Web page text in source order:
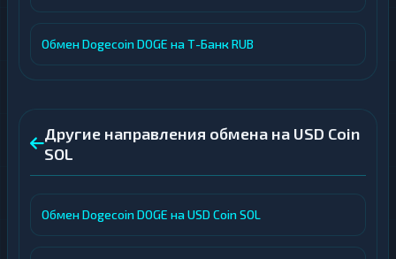
Обмен Dogecoin DOGE на Т-Банк RUB
Другие направления обмена на USD Coin
SOL
Обмен Dogecoin DOGE на USD Coin SOL